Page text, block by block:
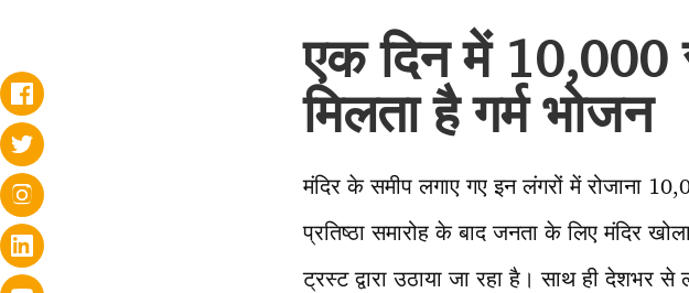
एक दिन में 10,000
मिलता है गर्म भोजन
मंदिर के समीप लगाए गए इन लंगरों में रोजाना
प्रतिष्ठा समारोह के बाद जनता के लिए मंदिर
ट्रस्ट द्वारा उठाया जा रहा है। साथ ही देशभर